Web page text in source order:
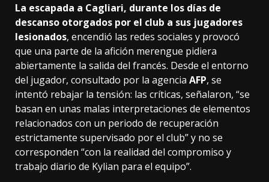
La escapada a Cagliari, durante los días de
descanso otorgados por el club a sus jugadores
lesionados, encendió las redes sociales y provocó
que una parte de la afición merengue pidiera
abiertamente la salida del francés. Desde el entorno
del jugador, consultado por la agencia AFP, se
intentó rebajar la tensión: las críticas, señalaron, “se
basan en unas malas interpretaciones de elementos
relacionados con un periodo de recuperación
estrictamente supervisado por el club” y no se
corresponden “con la realidad del compromiso y
trabajo diario de Kylian para el equipo”.